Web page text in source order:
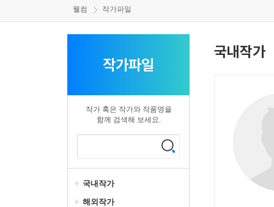
웰컴 작가파일
작가파일
작가 혹은 작가와 작품명을
함께 검색해 보세요.
국내작가
해외작가
국내작가